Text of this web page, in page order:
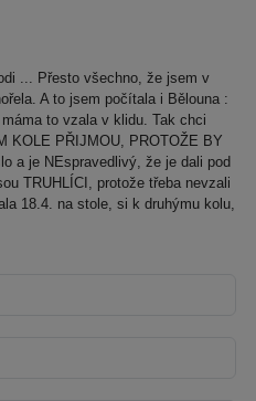
... Přesto všechno, že jsem v
A to jsem počítala i Bělouna :
to vzala v klidu. Tak chci
KOLE PŘIJMOU, PROTOŽE BY
a je NEspravedlivý, že je dali pod
TRUHLÍCI, protože třeba nevzali
18.4. na stole, si k druhýmu kolu,